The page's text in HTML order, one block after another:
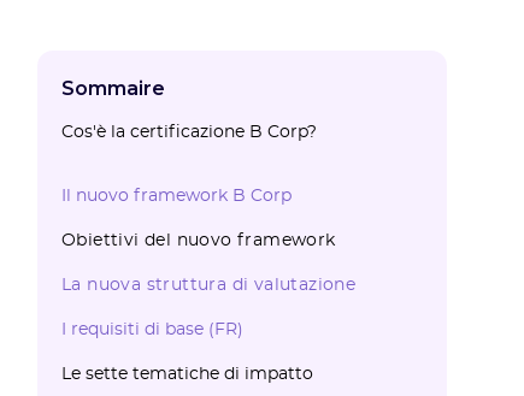
Sommaire
Cos'è la certificazione B Corp?
Il nuovo framework B Corp
Obiettivi del nuovo framework‍
La nuova struttura di valutazione‍
I requisiti di base (FR)‍
Le sette tematiche di impatto